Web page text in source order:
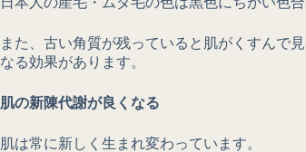
また、古い角質が残っていると肌がくすんで
なる効果があります。
肌の新陳代謝が良くなる
肌は常に新しく生まれ変わっています。